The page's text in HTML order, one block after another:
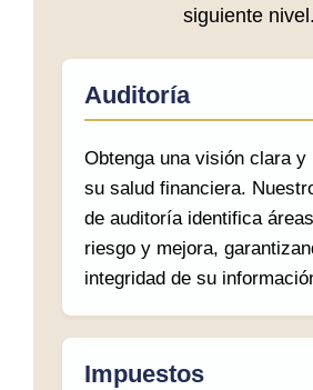
siguiente nivel.
Auditoría
Obtenga una visión clara y
su salud financiera.
de auditoría identifica
riesgo y mejora,
integridad de su
Impuestos